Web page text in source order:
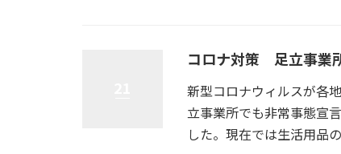
コロナ対策 足立事業
新型コロナウィルスが各
立事業所でも非常事態宣
した。現在では生活用品